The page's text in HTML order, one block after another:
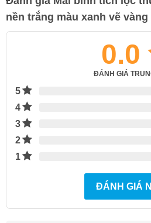
nền trắng màu xanh vẽ vàng
0.0
ĐÁNH GIÁ
5
4
3
2
1
ĐÁNH GIÁ